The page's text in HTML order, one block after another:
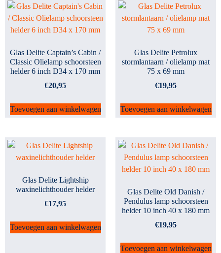
Glas Delite Captain’s Cabin /
Classic Olielamp schoorsteen
helder 6 inch D34 x 170 mm
€20,95
Toevoegen aan winkelwagen
Glas Delite Petrolux
stormlantaarn / olielamp mat
75 x 69 mm
€19,95
Toevoegen aan winkelwagen
Glas Delite Lightship
waxinelichthouder helder
€17,95
Toevoegen aan winkelwagen
Glas Delite Old Danish /
Pendulus lamp schoorsteen
helder 10 inch 40 x 180 mm
€19,95
Toevoegen aan winkelwagen